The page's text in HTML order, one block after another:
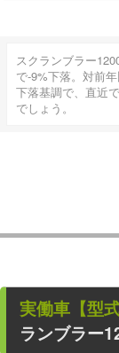
スクランブラー
で-9%下落。対前
下落基調で、直近
でしょう。
実働車 【型
ランブラー